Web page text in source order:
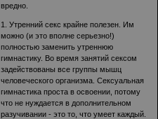
вредно.
1. Утренний секс крайне полезен. Им
можно (и это вполне серьезно!)
полностью заменить утреннюю
гимнастику. Во время занятий сексом
задействованы все группы мышц
человеческого организма. Сексуальная
гимнастика проста в освоении, потому
что не нуждается в дополнительном
разучивании - это то, что умеет каждый.